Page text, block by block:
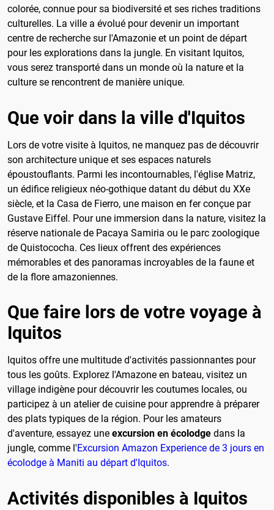
colorée, connue pour sa biodiversité et ses riches traditions
culturelles. La ville a évolué pour devenir un important
centre de recherche sur l'Amazonie et un point de départ
pour les explorations dans la jungle. En visitant Iquitos,
vous serez transporté dans un monde où la nature et la
culture se rencontrent de manière unique.
Que voir dans la ville d'Iquitos
Lors de votre visite à Iquitos, ne manquez pas de découvrir
son architecture unique et ses espaces naturels
époustouflants. Parmi les incontournables, l'église Matriz,
un édifice religieux néo-gothique datant du début du XXe
siècle, et la Casa de Fierro, une maison en fer conçue par
Gustave Eiffel. Pour une immersion dans la nature, visitez la
réserve nationale de Pacaya Samiria ou le parc zoologique
de Quistococha. Ces lieux offrent des expériences
mémorables et des panoramas incroyables de la faune et
de la flore amazoniennes.
Que faire lors de votre voyage à
Iquitos
Iquitos offre une multitude d'activités passionnantes pour
tous les goûts. Explorez l'Amazone en bateau, visitez un
village indigène pour découvrir les coutumes locales, ou
participez à un atelier de cuisine pour apprendre à préparer
des plats typiques de la région. Pour les amateurs
d'aventure, essayez une excursion en écolodge dans la
jungle, comme l'Excursion Amazon Experience de 3 jours en
écolodge à Maniti au départ d'Iquitos.
Activités disponibles à Iquitos